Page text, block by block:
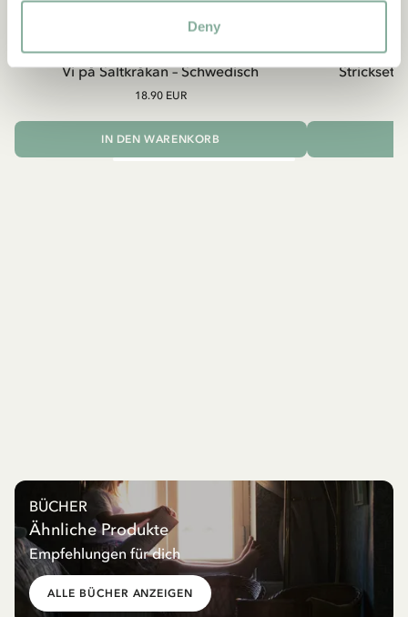
Deny
Vi på Saltkråkan – Schwedisch
SALTKROKAN
18.90 EUR
IN DEN WARENKORB
Strickset
BÜCHER
Ähnliche Produkte
Empfehlungen für dich
ALLE BÜCHER ANZEIGEN